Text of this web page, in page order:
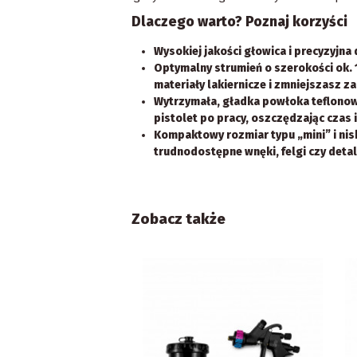
Dlaczego warto? Poznaj korzyści
Wysokiej jakości głowica i precyzyjna
Optymalny strumień o szerokości ok.
materiały lakiernicze i zmniejszasz
Wytrzymała, gładka powłoka
pistolet po pracy, oszczędzając czas
Kompaktowy rozmiar typu „mini” i
trudnodostępne wnęki, felgi czy
Zobacz także